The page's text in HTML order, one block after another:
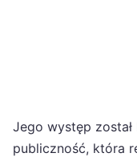
Jego występ
publiczność, która